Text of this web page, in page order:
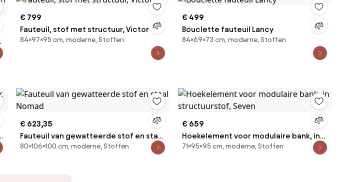
€ 799
Fauteuil, stof met structuur, Victor
84×97×95 cm, moderne, Stoffen
€ 499
Bouclette fauteuil Lancy
84×69×73 cm, moderne, Stoffen
€ 623,35
Fauteuil van gewatteerde stof en staal
Nomad
80×106×100 cm, moderne, Stoffen
€ 659
Hoekelement voor modulaire bank, in
structuurstof, Seven
71×95×95 cm, moderne, Stoffen